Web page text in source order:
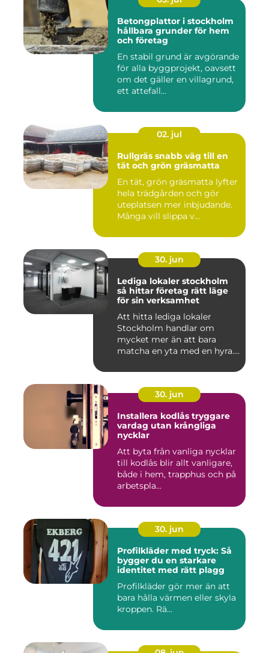
Betongplattor i stockholm
hållbara grunder för hem
och företag
En stabil grund är avgörande
för alla byggprojekt, oavsett
om det gäller en villagrund,
ett attefall...
02. jul
Rullgräs snabb väg till en
tät och grön gräsmatta
En tät, grön gräsmatta lyfter
hela trädgården och gör
uteplatsen mer inbjudande.
Många vill slippa v...
30. jun
Lediga lokaler stockholm
så hittar företag rätt läge
för sin verksamhet
Att hitta lediga lokaler
Stockholm handlar om
mycket mer än att bara
matcha en yta med en hyra.
30. jun
Installera kodlås tryggare
vardag utan krångliga
nycklar
Att byta från vanliga nycklar
till kodlås blir allt vanligare,
både i hem, trapphus och på
arbetspla...
30. jun
Profilkläder med tryck: Så
bygger du en starkare
identitet med rätt plagg
Profilkläder gör mer än att
bara hålla värmen eller skyla
kroppen. Rä...